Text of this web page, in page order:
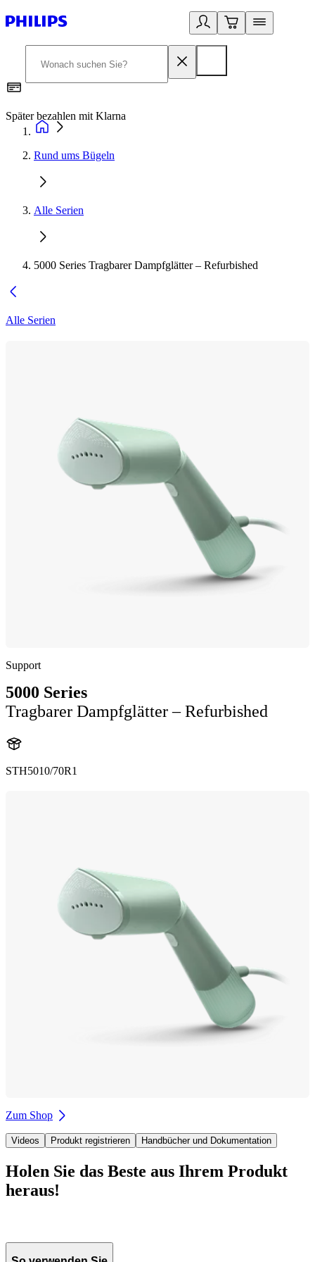
Später bezahlen mit Klarna
Rund ums Bügeln
Alle Serien
5000 Series Tragbarer Dampfglätter – Refurbished
Alle Serien
Support
5000 Series
Tragbarer Dampfglätter – Refurbished
STH5010/70R1
Zum Shop
Videos Produkt registrieren Handbücher und Dokumentation
Holen Sie das Beste aus Ihrem Produkt
heraus!